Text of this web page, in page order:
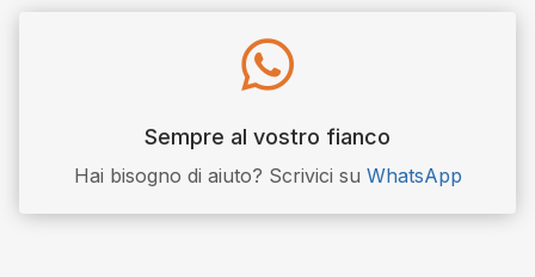

Sempre al vostro fianco
Hai bisogno di aiuto? Scrivici su WhatsApp